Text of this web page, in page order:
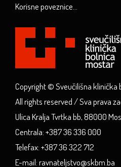
Korisne poveznice...
Copyright © Sveučilišna klinička
All rights reserved / Sva prava
Ulica Kralja Tvrtka bb, 88000
Centrala: +387 36 336 000
Telefax: +387 36 322 712
E-mail: ravnateljstvo@skbm.ba